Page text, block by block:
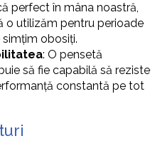
perfect în mâna noastră,
o utilizăm pentru perioade
obosiți.
: O pensetă
să fie capabilă să reziste
constantă pe tot